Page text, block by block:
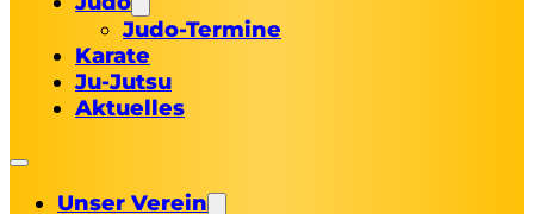
Judo-Termine
Karate
Ju-Jutsu
Aktuelles
Unser Verein